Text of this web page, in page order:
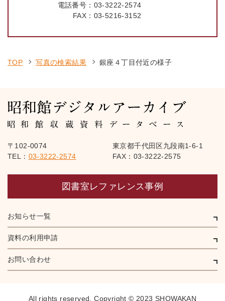
電話番号： 03-3222-2574
FAX： 03-5216-3152
TOP 写真の検索結果 銀座４丁目付近の様子
〒102-0074
東京都千代田区九段南1-6-1
TEL： 03-3222-2574 FAX：03-3222-2575
図書室レファレンス事例
お知らせ一覧
資料の利用申請
お問い合わせ
All rights reserved,Copyright © 2023 SHOWAKAN